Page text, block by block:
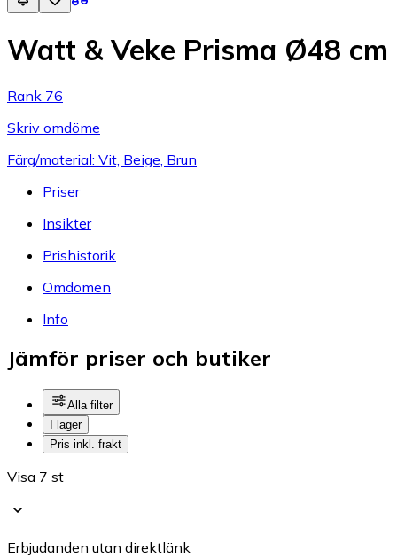
Watt & Veke Prisma Ø48 cm
Rank 76
Skriv omdöme
Färg/material: Vit, Beige, Brun
Priser
Insikter
Prishistorik
Omdömen
Info
Jämför priser och butiker
Alla filter
I lager
Pris inkl. frakt
Visa 7 st
Erbjudanden utan direktlänk